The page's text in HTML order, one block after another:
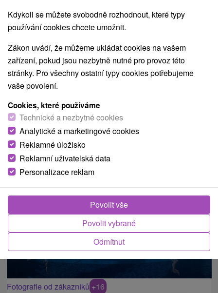
Navigovat do místa
Fotografie od zákazníků +16
Kdykoli se můžete svobodně rozhodnout, které typy
používání cookies chcete umožnit.
Zákon uvádí, že můžeme ukládat cookies na vašem
zařízení, pokud jsou nezbytně nutné pro provoz této
stránky. Pro všechny ostatní typy cookies potřebujeme
vaše povolení.
Cookies, které používáme
Technické a nezbytné cookies
Analytické a marketingové cookies
Reklamné úložisko
Reklamní uživatelská data
Personalizace reklam
Odmítnut
Povolit vybrané
Povolit vše